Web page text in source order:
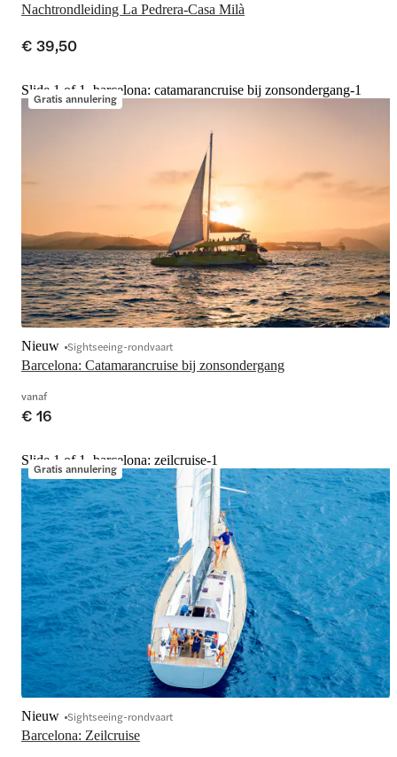
Nachtrondleiding La Pedrera-Casa Milà
€ 39,50
Gratis annulering
Slide 1 of 1, barcelona: catamarancruise bij zonsondergang-1
Barcelona: Catamarancruise bij zonsondergang
Nieuw Sightseeing-rondvaart
vanaf
€ 16
Gratis annulering
Slide 1 of 1, barcelona: zeilcruise-1
Barcelona: Zeilcruise
Nieuw Sightseeing-rondvaart